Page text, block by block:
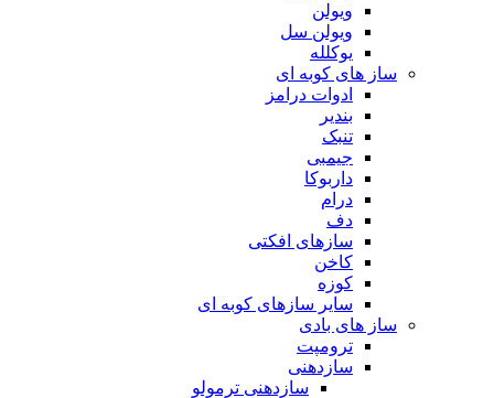
ویولن
ویولن سل
یوکلله
ساز های کوبه ای
ادوات درامز
بندیر
تنبک
جیمبی
داربوکا
درام
دف
سازهای افکتی
کاخن
کوزه
سایر سازهای کوبه ای
ساز های بادی
ترومپت
سازدهنی
سازدهنی ترمولو